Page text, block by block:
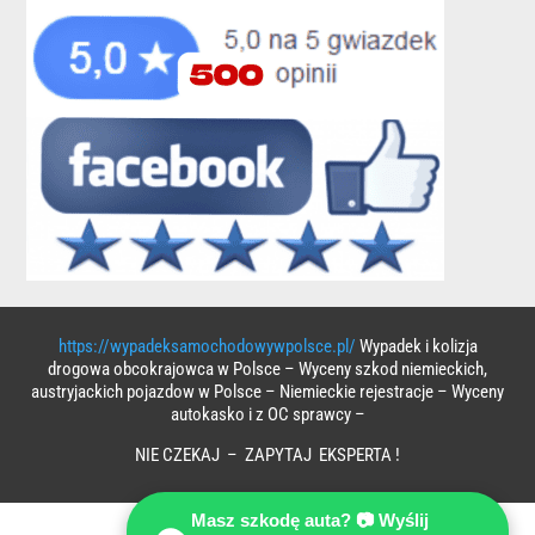
https://wypadeksamochodowywpolsce.pl/ Wypadek i kolizja
drogowa obcokrajowca w Polsce – Wyceny szkod niemieckich,
austryjackich pojazdow w Polsce – Niemieckie rejestracje – Wyceny
autokasko i z OC sprawcy –
NIE CZEKAJ – ZAPYTAJ EKSPERTA !
Masz szkodę auta? 📷 Wyślij